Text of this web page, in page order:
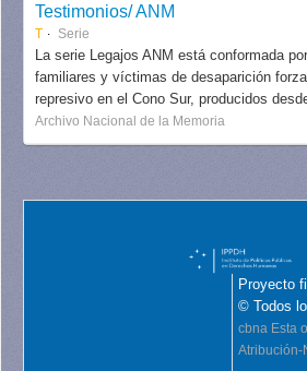
Testimonios/ ANM
T Serie
La serie Legajos ANM está conformada
familiares y víctimas de desaparición
represivo en el Cono Sur, producidos
Archivo Nacional de la Memoria
Proyecto
© Todos
cbna Esta
Atribución-